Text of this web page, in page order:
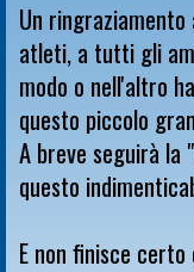
Un
atleti, a tutti gli
modo o nell'altro
questo piccolo
A breve seguirà la
questo
E non finisce certo